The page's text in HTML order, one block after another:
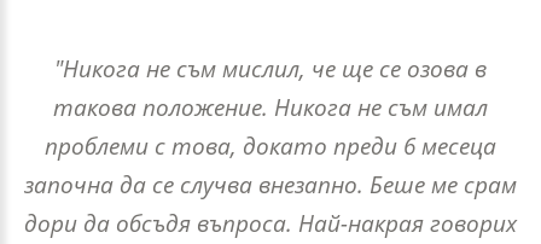
"Никога не съм мислил, че ще се озова в
такова положение. Никога не съм имал
проблеми с това, докато преди 6 месеца
започна да се случва внезапно. Беше ме срам
дори да обсъдя въпроса. Най-накрая говорих